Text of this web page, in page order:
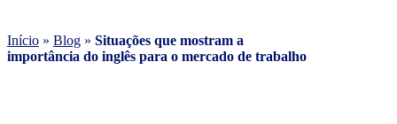
Início » Blog » Situações que mostram a
importância do inglês para o mercado de trabalho